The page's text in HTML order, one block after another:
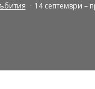
/ 14 септември –